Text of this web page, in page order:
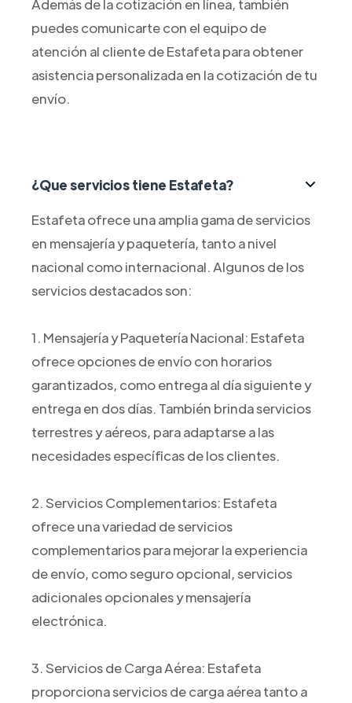
Además de la cotización en línea, también
puedes comunicarte con el equipo de
atención al cliente de Estafeta para obtener
asistencia personalizada en la cotización de tu
envío.
¿Que servicios tiene Estafeta?
Estafeta ofrece una amplia gama de servicios
en mensajería y paquetería, tanto a nivel
nacional como internacional. Algunos de los
servicios destacados son:
1. Mensajería y Paquetería Nacional: Estafeta
ofrece opciones de envío con horarios
garantizados, como entrega al día siguiente y
entrega en dos días. También brinda servicios
terrestres y aéreos, para adaptarse a las
necesidades específicas de los clientes.
2. Servicios Complementarios: Estafeta
ofrece una variedad de servicios
complementarios para mejorar la experiencia
de envío, como seguro opcional, servicios
adicionales opcionales y mensajería
electrónica.
3. Servicios de Carga Aérea: Estafeta
proporciona servicios de carga aérea tanto a